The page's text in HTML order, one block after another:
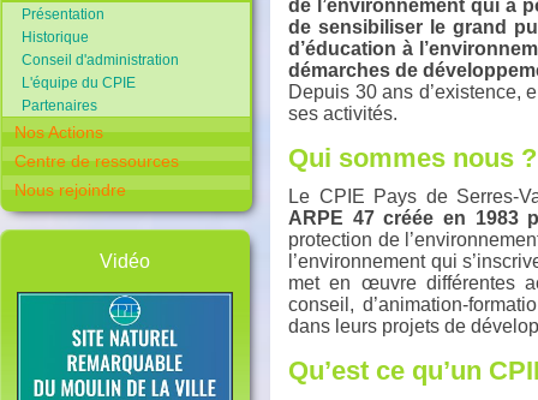
Présentation
Historique
Conseil d'administration
L'équipe du CPIE
Partenaires
Nos Actions
Centre de ressources
Nous rejoindre
Vidéo
de l’environnement qui a
de sensibiliser le grand
d’éducation à
démarches de
Depuis 30 ans d’existence,
ses activités.
Qui sommes nous ?
Le CPIE Pays de Serres-
ARPE 47 créée en 1983
protection de
l’environnement qui
met en œuvre différentes
conseil, d’animation-
dans leurs projets de
Qu’est ce qu’un